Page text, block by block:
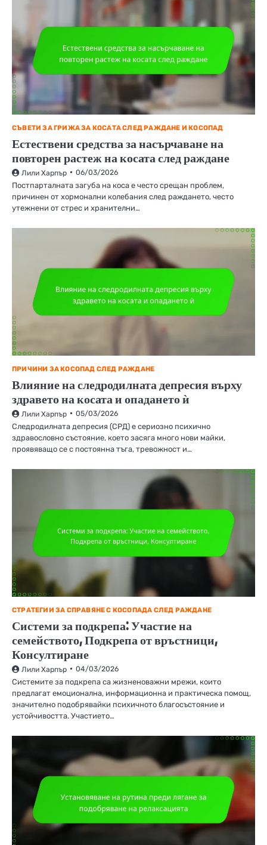
СЪВЕТИ ЗА ГРИЖА ЗА КОСАТА СЛЕД РАЖДАНЕ И КОСОПАД
Естествени средства за насърчаване на
повторен растеж на косата след раждане
Лили Харпър 06/03/2026
Постпарталната загуба на коса е често срещан проблем,
причинен от хормонални колебания след раждането, често
утежнени от стрес и хранителни…
ПРИЧИНИ ЗА КОСОПАД СЛЕД РАЖДАНЕ
Влияние на следродилната депресия върху
здравето на косата и опадането ѝ
Лили Харпър 05/03/2026
Следродилната депресия (СРД) е сериозно психично
здравословно състояние, което засяга много нови майки,
проявяващо се с постоянна тъга, тревожност и…
СТРАТЕГИИ ЗА СПРАВЯНЕ С КОСОПАДА СЛЕД РАЖДАНЕ
Системи за подкрепа: Участие на
семейството, Подкрепа от връстници,
Консултиране
Лили Харпър 04/03/2026
Системите за подкрепа са жизненоважни мрежи, които
предлагат емоционална, информационна и практическа помощ,
значително подобрявайки психичното благосъстояние и
устойчивостта. Участието…